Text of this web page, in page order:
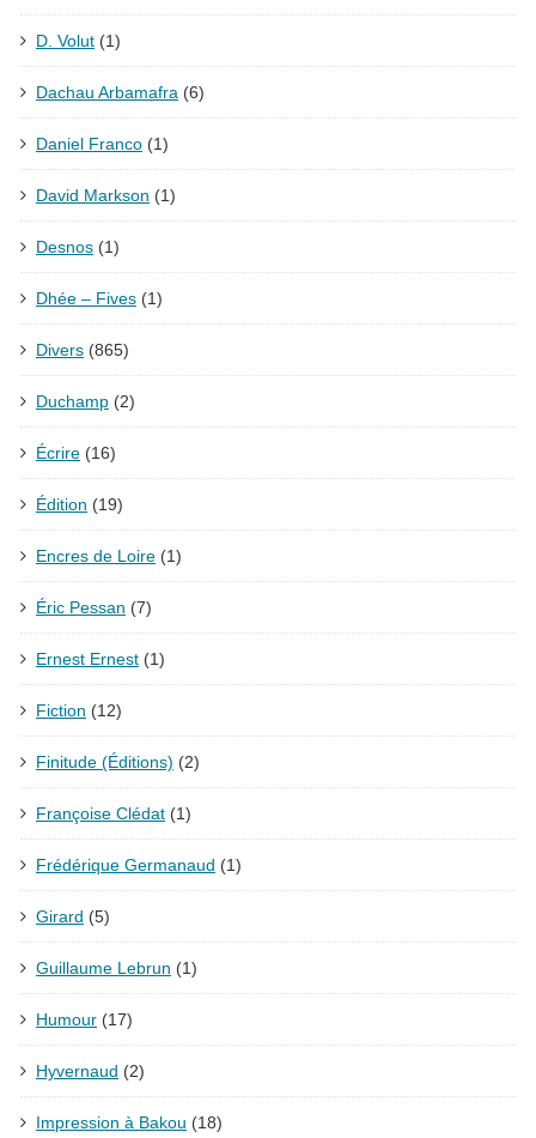
D. Volut (1)
Dachau Arbamafra (6)
Daniel Franco (1)
David Markson (1)
Desnos (1)
Dhée – Fives (1)
Divers (865)
Duchamp (2)
Écrire (16)
Édition (19)
Encres de Loire (1)
Éric Pessan (7)
Ernest Ernest (1)
Fiction (12)
Finitude (Éditions) (2)
Françoise Clédat (1)
Frédérique Germanaud (1)
Girard (5)
Guillaume Lebrun (1)
Humour (17)
Hyvernaud (2)
Impression à Bakou (18)